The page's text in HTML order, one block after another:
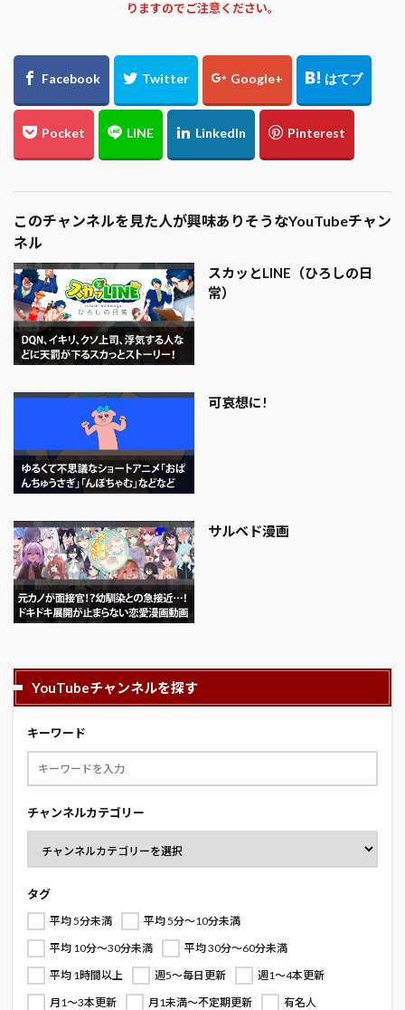
りますのでご注意ください。
このチャンネルを見た人が興味ありそうなYouTubeチャン
ネル
スカッとLINE（ひろしの日
常）
可哀想に!
サルベド漫画
YouTubeチャンネルを探す
キーワード
チャンネルカテゴリー
タグ
平均 5分未満
平均 5分～10分未満
平均 10分～30分未満
平均 30分～60分未満
平均 1時間以上
週5～毎日更新
週1～4本更新
月1～3本更新
月1未満～不定期更新 有名人